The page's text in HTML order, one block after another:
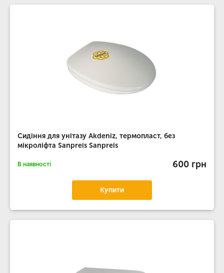
Сидіння для унітазу Akdeniz, термопласт, без
мікроліфта Sanpreis Sanpreis
В наявності 600 грн
Купити